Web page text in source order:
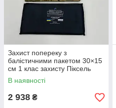
Захист попереку з
балістичними пакетом 30×15
см 1 клас захисту Піксель
В наявності
2 938 ₴